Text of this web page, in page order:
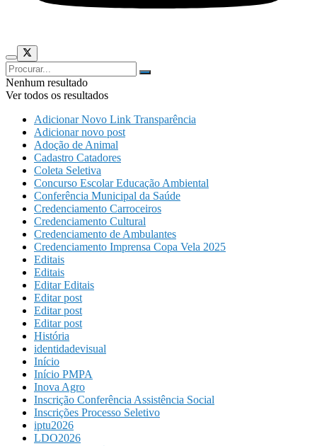
Nenhum resultado
Ver todos os resultados
Adicionar Novo Link Transparência
Adicionar novo post
Adoção de Animal
Cadastro Catadores
Coleta Seletiva
Concurso Escolar Educação Ambiental
Conferência Municipal da Saúde
Credenciamento Carroceiros
Credenciamento Cultural
Credenciamento de Ambulantes
Credenciamento Imprensa Copa Vela 2025
Editais
Editais
Editar Editais
Editar post
Editar post
Editar post
História
identidadevisual
Início
Início PMPA
Inova Agro
Inscrição Conferência Assistência Social
Inscrições Processo Seletivo
iptu2026
LDO2026